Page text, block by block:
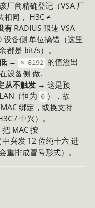
厂商精确登记（VSA 厂
同， H3C ≠
有 RADIUS 限速 VSA
备侧 单位搞错（这里
都是 bit/s）。
→ × 8192 的值溢出
设备侧 做。
从不触发 → 这是预
（恒为 0 ），故
绑定，或换支持
/ 中兴）。
MAC 按
中兴发 12 位纯十六 进
重排成冒号形式）。